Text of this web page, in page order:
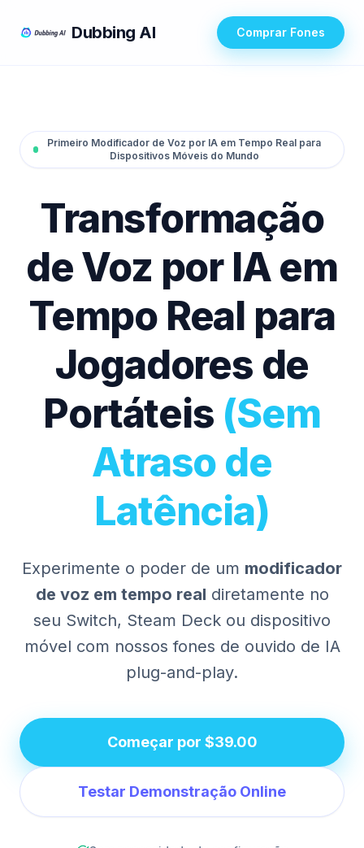
Dubbing AI Comprar Fones
Primeiro Modificador de Voz por IA em Tempo Real para
Dispositivos Móveis do Mundo
Transformação
de Voz por IA em
Tempo Real para
Jogadores de
Portáteis (Sem
Atraso de
Latência)
Experimente o poder de um modificador
de voz em tempo real diretamente no
seu Switch, Steam Deck ou dispositivo
móvel com nossos fones de ouvido de IA
plug-and-play.
Começar por $39.00
Testar Demonstração Online